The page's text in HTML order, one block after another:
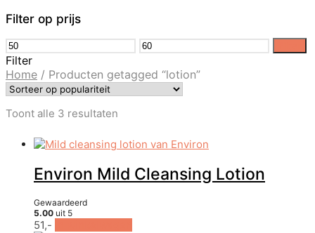
Filter op prijs
Min.
prijs
Max.
prijs
Filter
Home / Producten getagged “lotion”
Toont alle 3 resultaten
populariteit
Environ Mild Cleansing Lotion
Gewaardeerd
5.00 uit 5
51,-